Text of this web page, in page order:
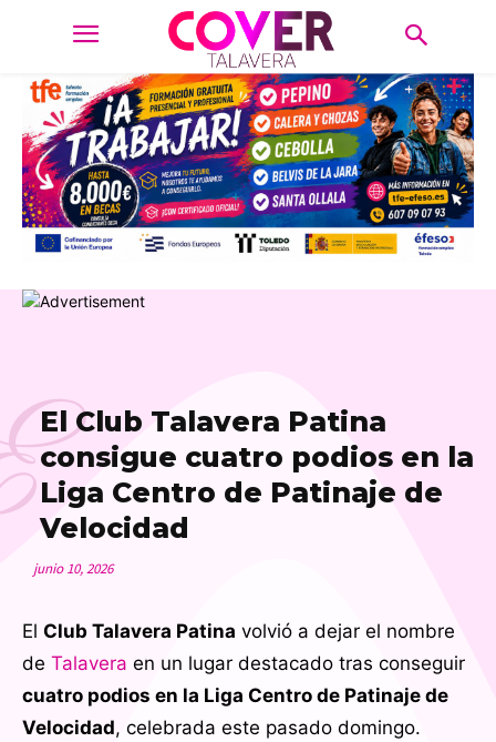
El Club Talavera Patina
consigue cuatro podios en la
Liga Centro de Patinaje de
Velocidad
junio 10, 2026
El Club Talavera Patina volvió a dejar el nombre
de Talavera en un lugar destacado tras conseguir
cuatro podios en la Liga Centro de Patinaje de
Velocidad, celebrada este pasado domingo.